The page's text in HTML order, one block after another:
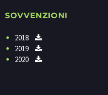
SOVVENZIONI
2018
2019
2020